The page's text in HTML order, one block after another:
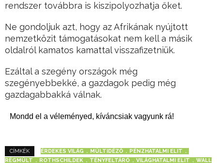
rendszer továbbra is kiszipolyozhatja őket.
Ne gondoljuk azt, hogy az Afrikának nyújtott
nemzetközit támogatásokat nem kell a másik
oldalról kamatos kamattal visszafizetniük.
Ezáltal a szegény országok még
szegényebbekké, a gazdagok pedig még
gazdagabbakká válnak.
Mondd el a véleményed, kíváncsiak vagyunk rá!
CÍMKÉK ÉRDEKES VILÁG MÚLTIDÉZŐ
PÉNZHATALMI ELIT
RÉGMÚLT
ROTHSCHILDEK TÉNYFELTÁRÓ VILÁGHATALMI ELIT WALL